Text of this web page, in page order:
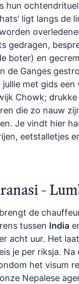
hun
ligt langs de
gedragen,
boter) en
de Ganges
met gids een
Chowk; drukke
die zo nauw
Je vindt hier
eetstalletjes
-
de
tussen India
acht uur. Het
je per riksja. Na
het visum
Nepalese